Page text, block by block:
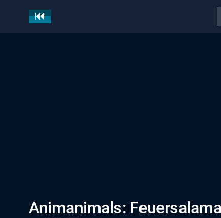
Animanimals: